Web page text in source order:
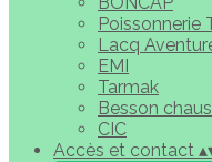
Poissonnerie
Lacq
EMI
Tarmak
Besson
CIC
Accès et contact ▴